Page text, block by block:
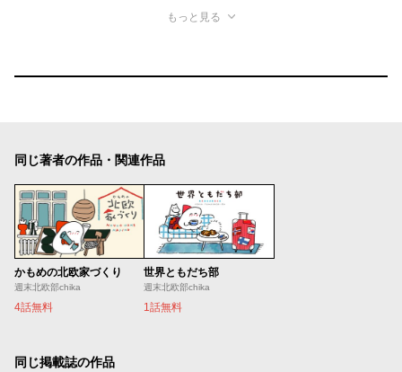
もっと見る
同じ著者の作品・関連作品
かもめの北欧家づくり
週末北欧部chika
4話無料
世界ともだち部
週末北欧部chika
1話無料
同じ掲載誌の作品